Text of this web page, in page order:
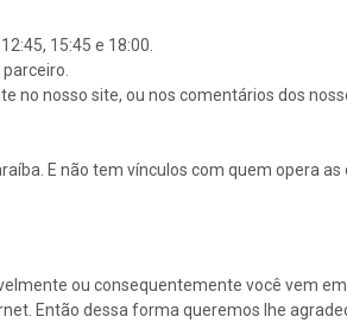
15:45 e 18:00.
no nosso site, ou nos comentários dos
E não tem vínculos com quem opera
ou consequentemente você vem
Então dessa forma queremos lhe